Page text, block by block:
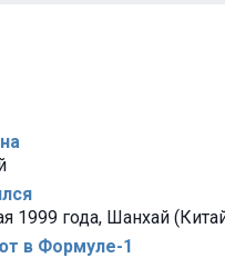
1999 года, Шанхай
в Формуле-1